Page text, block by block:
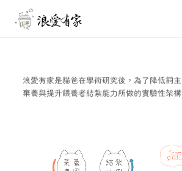
浪愛有家是貓爸在學術研究後，為了降低飼主
棄養與提升餵養者結紮能力所做的實驗性架構